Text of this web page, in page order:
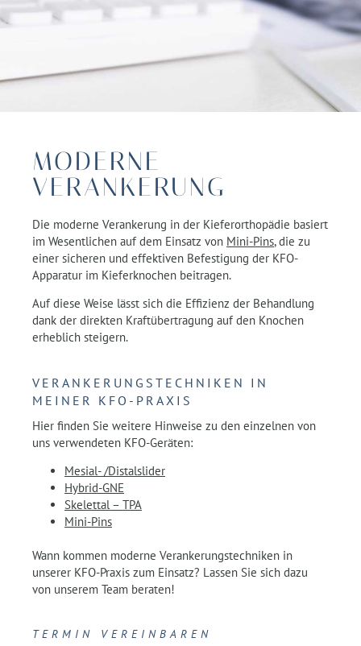
MODERNE
VERANKERUNG
Die moderne Verankerung in der Kieferorthopädie basiert
im Wesentlichen auf dem Einsatz von Mini-Pins, die zu
einer sicheren und effektiven Befestigung der KFO-
Apparatur im Kieferknochen beitragen.
Auf diese Weise lässt sich die Effizienz der Behandlung
dank der direkten Kraftübertragung auf den Knochen
erheblich steigern.
VERANKERUNGSTECHNIKEN IN
MEINER KFO-PRAXIS
Hier finden Sie weitere Hinweise zu den einzelnen von
uns verwendeten KFO-Geräten:
Mesial- /Distalslider
Hybrid-GNE
Skelettal – TPA
Mini-Pins
Wann kommen moderne Verankerungstechniken in
unserer KFO-Praxis zum Einsatz? Lassen Sie sich dazu
von unserem Team beraten!
TERMIN VEREINBAREN